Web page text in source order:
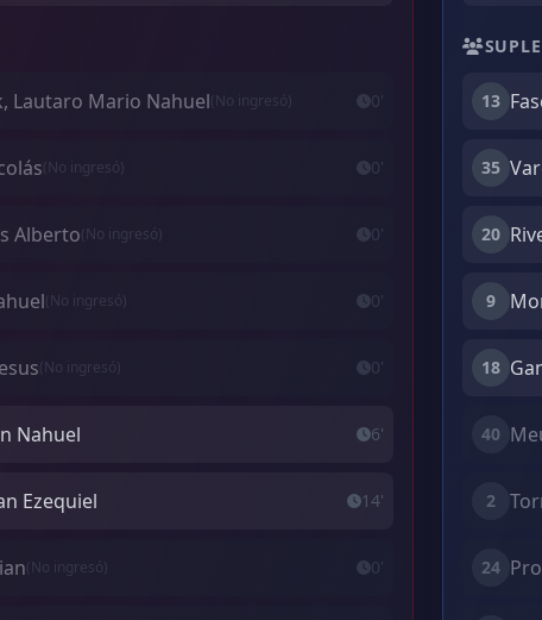
Lautaro Mario Nahuel(No ingresó) 0'
(No ingresó) 0'
Alberto(No ingresó) 0'
(No ingresó) 0'
(No ingresó) 0'
Nahuel 6'
Ezequiel 14'
(No ingresó) 0'
13
35
20
9
18
40
2
24